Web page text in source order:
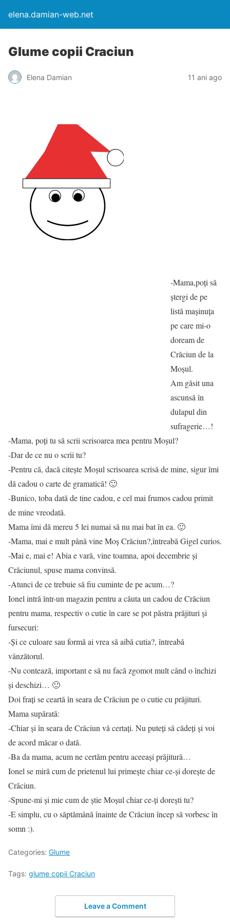
elena.damian-web.net
Glume copii Craciun
Elena Damian 11 ani ago
-Mama,poți să
ștergi de pe
listă mașinuța
pe care mi-o
doream de
Crăciun de la
Moșul.
Am găsit una
ascunsă în
dulapul din
sufragerie…!
-Mama, poți tu să scrii scrisoarea mea pentru Moșul?
-Dar de ce nu o scrii tu?
-Pentru că, dacă citește Moșul scrisoarea scrisă de mine, sigur îmi
dă cadou o carte de gramatică! 🙂
-Bunico, toba dată de tine cadou, e cel mai frumos cadou primit
de mine vreodată.
Mama îmi dă mereu 5 lei numai să nu mai bat în ea. 🙂
-Mama, mai e mult până vine Moș Crăciun?,întreabă Gigel curios.
-Mai e, mai e! Abia e vară, vine toamna, apoi decembrie și
Crăciunul, spuse mama convinsă.
-Atunci de ce trebuie să fiu cuminte de pe acum…?
Ionel intră într-un magazin pentru a căuta un cadou de Crăciun
pentru mama, respectiv o cutie în care se pot păstra prăjituri și
fursecuri:
-Și ce culoare sau formă ai vrea să aibă cutia?, întreabă
vânzătorul.
-Nu contează, important e să nu facă zgomot mult când o închizi
și deschizi… 🙂
Doi frați se ceartă în seara de Crăciun pe o cutie cu prăjituri.
Mama supărată:
-Chiar și în seara de Crăciun vă certați. Nu puteți să cădeți și voi
de acord măcar o dată.
-Ba da mama, acum ne certăm pentru aceeași prăjitură…
Ionel se miră cum de prietenul lui primeşte chiar ce-şi doreşte de
Crăciun.
-Spune-mi şi mie cum de ştie Moşul chiar ce-ţi doreşti tu?
-E simplu, cu o săptămână înainte de Crăciun încep să vorbesc în
somn :).
Categories: Glume
Tags: glume copii Craciun
Leave a Comment